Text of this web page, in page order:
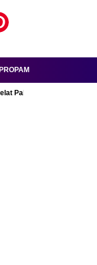
PROPAM
Pelaku Curanmor R6